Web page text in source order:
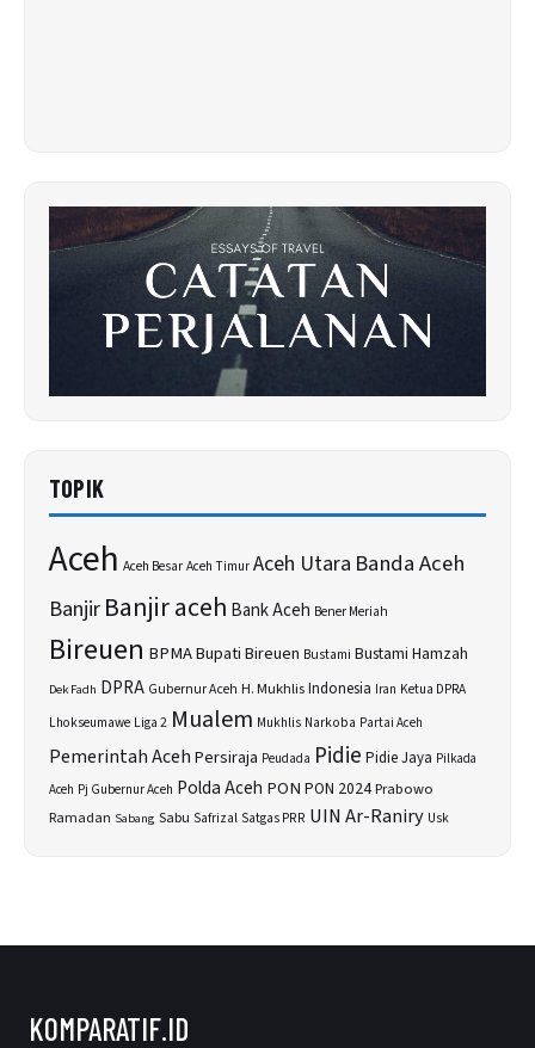
TOPIK
Aceh Aceh BesarAceh TimurAceh Utara Banda Aceh
BanjirBanjir aceh Bank Aceh Bener Meriah
Bireuen BPMABupati Bireuen Bustami Bustami Hamzah
Dek Fadh DPRA Gubernur Aceh H. MukhlisIndonesia Iran Ketua DPRA
Lhokseumawe Liga 2 Mualem Mukhlis Narkoba Partai Aceh
Pemerintah AcehPersiraja Peudada Pidie Pidie Jaya Pilkada
Aceh Pj Gubernur Aceh Polda Aceh PON PON 2024Prabowo
Ramadan Sabang Sabu Safrizal Satgas PRR UIN Ar-Raniry Usk
KOMPARATIF.ID